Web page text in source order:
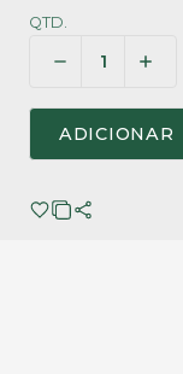
QTD.
ADICIONAR